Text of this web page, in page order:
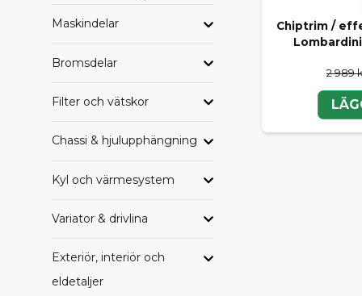
Maskindelar
Bromsdelar
Filter och vätskor
Chassi & hjulupphängning
Kyl och värmesystem
Variator & drivlina
Exteriör, interiör och
eldetaljer
Vi tycker att
samlade
Alla delar
Chiptrim /
2 989